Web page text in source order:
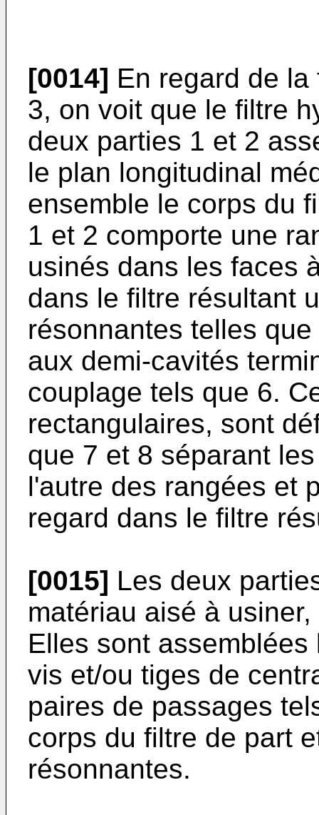
[0014] En regard de
3, on voit que le filtre
deux parties 1 et 2
le plan longitudinal
ensemble le corps du
1 et 2 comporte une
usinés dans les faces
dans le filtre résultant
résonnantes telles
aux demi-cavités
couplage tels que 6.
rectangulaires, sont
que 7 et 8 séparant
l'autre des rangées et
regard dans le filtre
[0015] Les deux
matériau aisé à
Elles sont
vis et/ou tiges de
paires de passages
corps du filtre de part
résonnantes.